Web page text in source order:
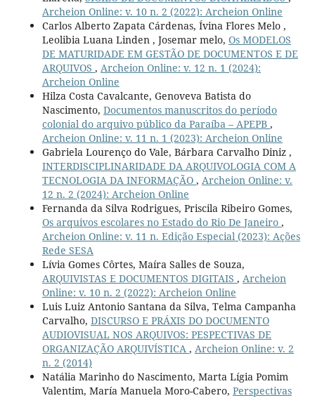
Archeion Online: v. 10 n. 2 (2022): Archeion Online
Carlos Alberto Zapata Cárdenas, Ívina Flores Melo ,
Leolibia Luana Linden , Josemar melo, Os MODELOS
DE MATURIDADE EM GESTÃO DE DOCUMENTOS E DE
ARQUIVOS , Archeion Online: v. 12 n. 1 (2024):
Archeion Online
Hilza Costa Cavalcante, Genoveva Batista do
Nascimento, Documentos manuscritos do período
colonial do arquivo público da Paraíba – APEPB ,
Archeion Online: v. 11 n. 1 (2023): Archeion Online
Gabriela Lourenço do Vale, Bárbara Carvalho Diniz ,
INTERDISCIPLINARIDADE DA ARQUIVOLOGIA COM A
TECNOLOGIA DA INFORMAÇÃO , Archeion Online: v.
12 n. 2 (2024): Archeion Online
Fernanda da Silva Rodrigues, Priscila Ribeiro Gomes,
Os arquivos escolares no Estado do Rio De Janeiro ,
Archeion Online: v. 11 n. Edição Especial (2023): Ações
Rede SESA
Lívia Gomes Côrtes, Maíra Salles de Souza,
ARQUIVISTAS E DOCUMENTOS DIGITAIS , Archeion
Online: v. 10 n. 2 (2022): Archeion Online
Luis Luiz Antonio Santana da Silva, Telma Campanha
Carvalho, DISCURSO E PRÁXIS DO DOCUMENTO
AUDIOVISUAL NOS ARQUIVOS: PESPECTIVAS DE
ORGANIZAÇÃO ARQUIVÍSTICA , Archeion Online: v. 2
n. 2 (2014)
Natália Marinho do Nascimento, Marta Lígia Pomim
Valentim, María Manuela Moro-Cabero, Perspectivas